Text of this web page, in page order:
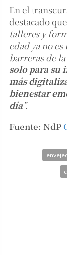
En el
destacado que
talleres y
edad ya no
barreras de
solo para su
más
bienestar
día”.
Fuente: NdP